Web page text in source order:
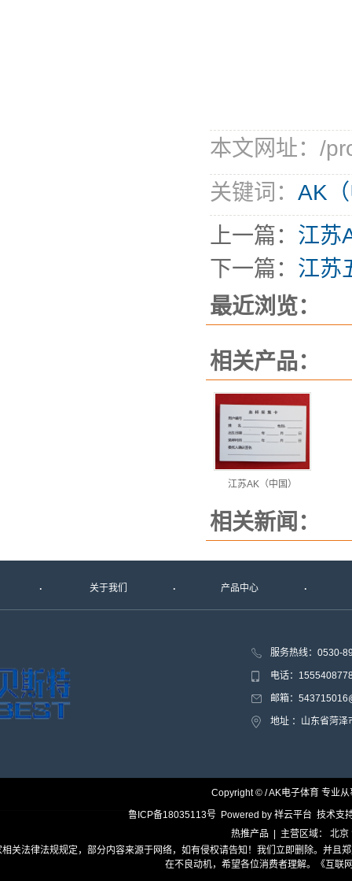
本文网址：/
关键词： AK
上一篇： 江苏
下一篇： 江苏
最近浏览：
相关产品：
江苏AK（中国）
相关新闻：
关于我们 产品中心
服务热线：
电话：
邮箱：
地址 ：山东省菏
Copyright © / AK电子体育 专业从
鲁ICP备18035113号 Powered by 祥云平台 技术支
热推产品 | 主营区域： 北京
关法律法规规定，部分内容来源于网络，如有侵权请告知！我们立即删除。并
在不良动机，希望各位消费者理解。
《互联